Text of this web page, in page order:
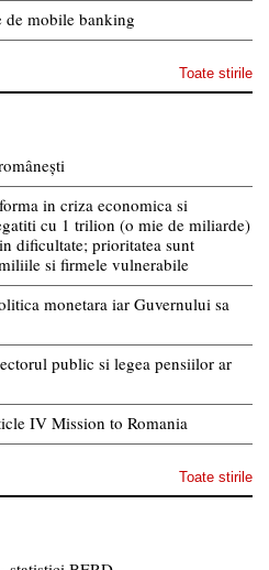
de mobile banking
Toate stirile
in criza economica si
cu 1 trilion (o mie de miliarde)
dificultate; prioritatea sunt
si firmele vulnerabile
monetara iar Guvernului sa
public si legea pensiilor ar
IV Mission to Romania
Toate stirile